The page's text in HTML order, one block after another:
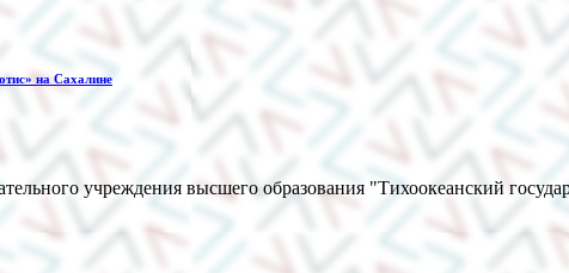
на Сахалине
учреждения высшего образования "Тихоокеанский